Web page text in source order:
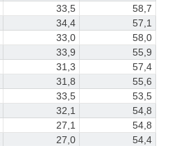
33,5
58,7
34,4
57,1
33,0
58,0
33,9
55,9
31,3
57,4
31,8
55,6
33,5
53,5
32,1
54,8
27,1
54,8
27,0
54,4